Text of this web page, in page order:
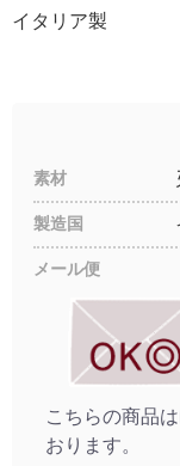
イタリア製
素材
製造国
メール便
こちらの商品
おります。